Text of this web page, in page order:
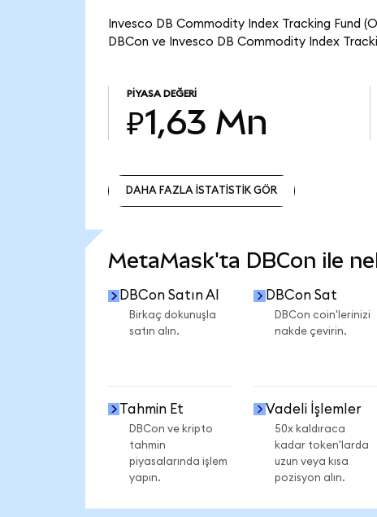
Invesco DB Commodity Index Tracking Fund
DBCon ve Invesco DB Commodity Index
PIYASA DEĞERI
₽1,63 Mn
DAHA FAZLA İSTATİSTİK GÖR
MetaMask'ta DBCon ile
DBCon Satın Al
Birkaç dokunuşla
satın alın.
DBCon Sat
DBCon coin'lerinizi
nakde çevirin.
Tahmin Et
DBCon ve kripto
tahmin
piyasalarında işlem
yapın.
Vadeli İşlemler
50x kaldıraca
kadar token'larda
uzun veya kısa
pozisyon alın.